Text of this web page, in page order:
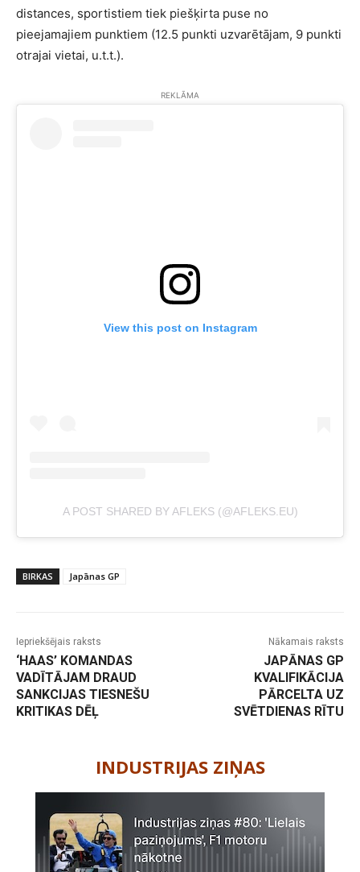
distances, sportistiem tiek piešķirta puse no
pieejamajiem punktiem (12.5 punkti uzvarētājam, 9 punkti
otrajai vietai, u.t.t.).
REKLĀMA
View this post on Instagram
A POST SHARED BY AFLEKS (@AFLEKS.EU)
BIRKAS Japānas GP
Iepriekšējais raksts
‘HAAS’ KOMANDAS
VADĪTĀJAM DRAUD
SANKCIJAS TIESNEŠU
KRITIKAS DĒĻ
Nākamais raksts
JAPĀNAS GP
KVALIFIKĀCIJA
PĀRCELTA UZ
SVĒTDIENAS RĪTU
INDUSTRIJAS ZIŅAS